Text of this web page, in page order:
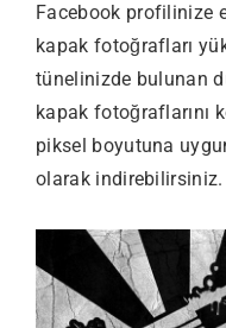
Facebook profilinize
kapak fotoğrafları
tünelinizde bulunan
kapak fotoğraflarını
piksel boyutuna
olarak indirebilirsiniz.